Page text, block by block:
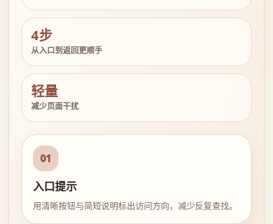
4步
从入口到返回更顺手
轻量
减少页面干扰
01
入口提示
用清晰按钮与简短说明标出访问方向，减少反复查找。